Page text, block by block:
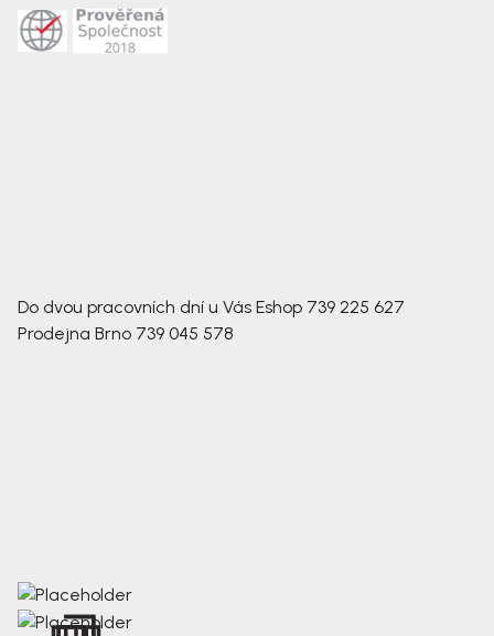
Do dvou pracovních dní u Vás Eshop 739 225 627
Prodejna Brno 739 045 578